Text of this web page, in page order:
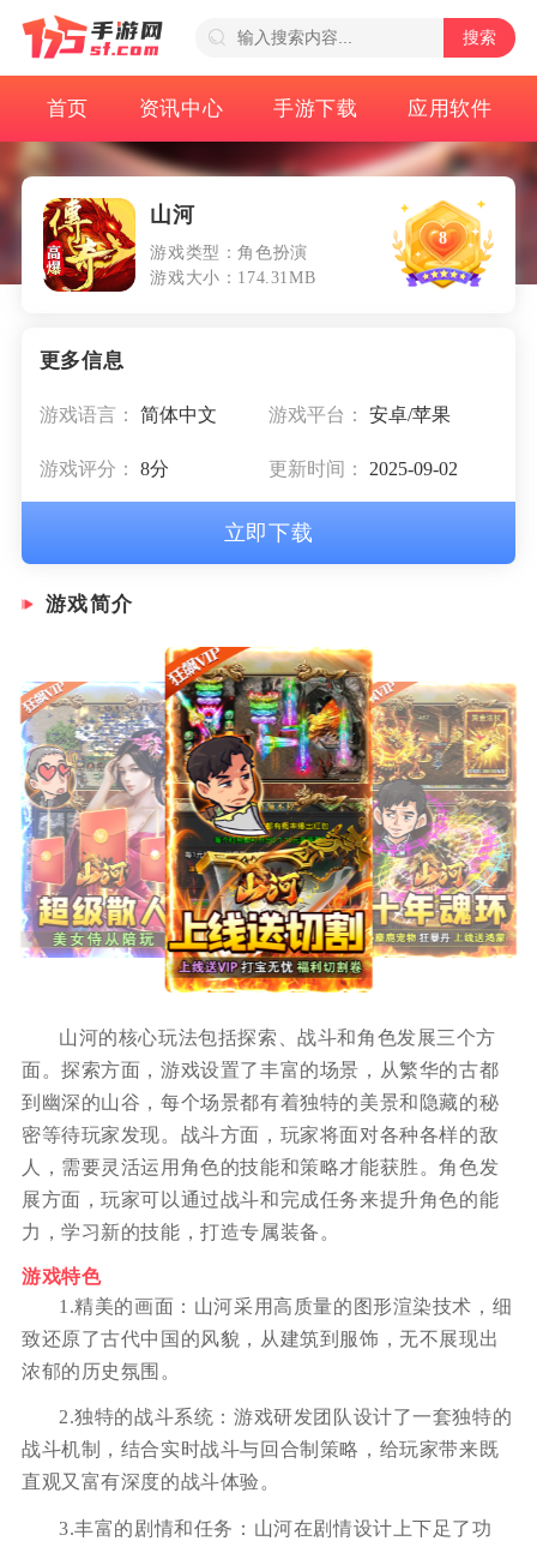
搜索
首页 资讯中心 手游下载 应用软件
山河
游戏类型：角色扮演
游戏大小：174.31MB
8
游戏语言： 简体中文 游戏平台： 安卓/苹果
游戏评分： 8分 更新时间： 2025-09-02
立即下载
游戏简介
山河的核心玩法包括探索、战斗和角色发展三个方
面。探索方面，游戏设置了丰富的场景，从繁华的古都
到幽深的山谷，每个场景都有着独特的美景和隐藏的秘
密等待玩家发现。战斗方面，玩家将面对各种各样的敌
人，需要灵活运用角色的技能和策略才能获胜。角色发
展方面，玩家可以通过战斗和完成任务来提升角色的能
力，学习新的技能，打造专属装备。
游戏特色
1.精美的画面：山河采用高质量的图形渲染技术，细
致还原了古代中国的风貌，从建筑到服饰，无不展现出
浓郁的历史氛围。
2.独特的战斗系统：游戏研发团队设计了一套独特的
战斗机制，结合实时战斗与回合制策略，给玩家带来既
直观又富有深度的战斗体验。
3.丰富的剧情和任务：山河在剧情设计上下足了功